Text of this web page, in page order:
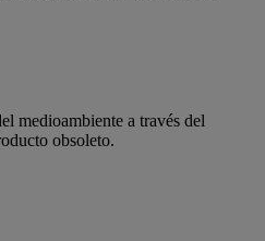
medioambiente a través del
obsoleto.